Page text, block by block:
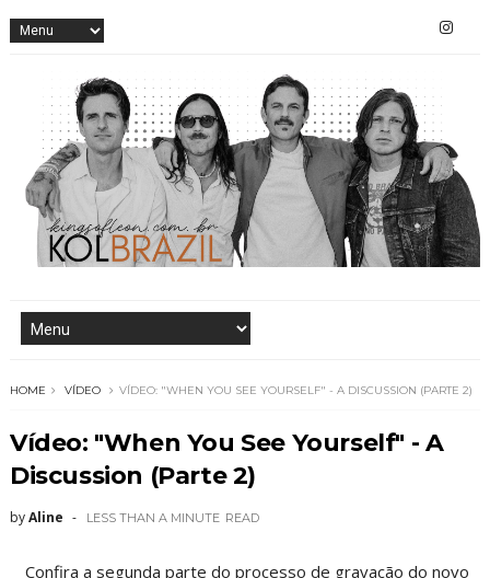
HOME VÍDEO VÍDEO: "WHEN YOU SEE YOURSELF" - A DISCUSSION (PARTE 2)
Vídeo: "When You See Yourself" - A
Discussion (Parte 2)
byAline LESS THAN A MINUTE READ
Confira a segunda parte do processo de gravação do novo